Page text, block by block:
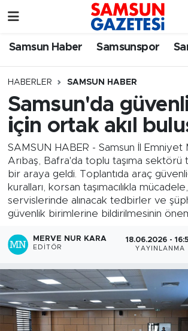
Samsun Haber Samsunspor
HABERLER SAMSUN HABER
Samsun'da
için ortak akıl
SAMSUN HABER - Samsun İl
Arıbaş, Bafra'da toplu taşıma sektörü
bir araya geldi. Toplantıda araç
kuralları, korsan taşımacılıkla
servislerinde alınacak tedbirler ve
güvenlik birimlerine bildirilmesinin önemi
MERVE NUR KARA
EDITÖR
18.06.2026 -
YAYINLANMA
Samsun Haber
Samsun Rehberi
Samsun Nöbetçi Eczaneler
SAMSUN Namaz Vakitleri
Samsun Trafik Yoğunluk
Süper Lig Puan Durumu ve
Tüm Manşetler